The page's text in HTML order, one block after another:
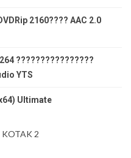
2160???? AAC 2.0
????????????????
YTS
Ultimate